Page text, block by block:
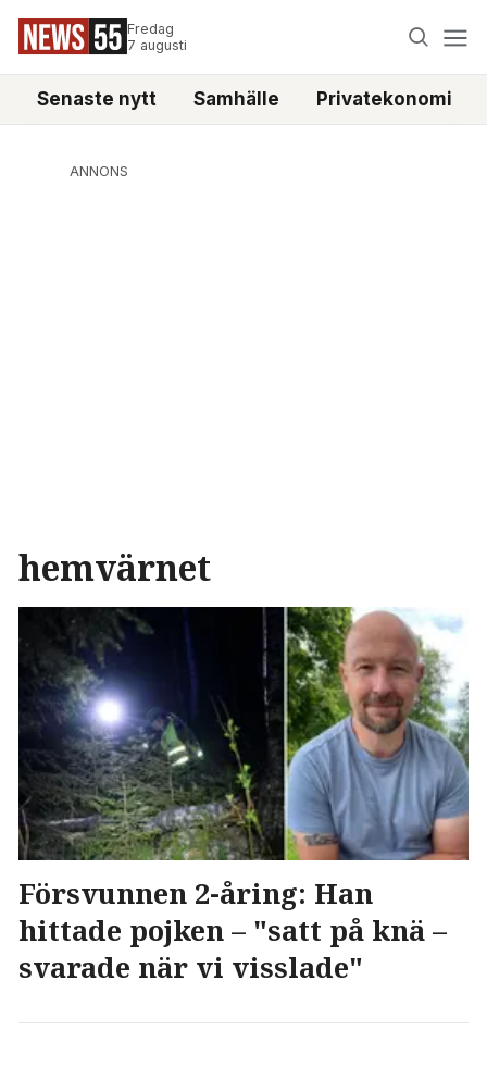
Fredag
7 augusti
Senaste nytt Samhälle Privatekonomi
ANNONS
hemvärnet
Försvunnen 2-åring: Han
hittade pojken – "satt på knä –
svarade när vi visslade"